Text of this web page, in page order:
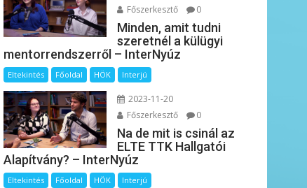
Főszerkesztő
0
Minden, amit tudni
szeretnél a külügyi
mentorrendszerről – InterNyúz
Eltekintés Főoldal HÖK Interjú
2023-11-20
Főszerkesztő
0
Na de mit is csinál az
ELTE TTK Hallgatói
Alapítvány? – InterNyúz
Eltekintés Főoldal HÖK Interjú